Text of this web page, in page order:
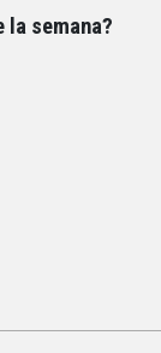
semana?